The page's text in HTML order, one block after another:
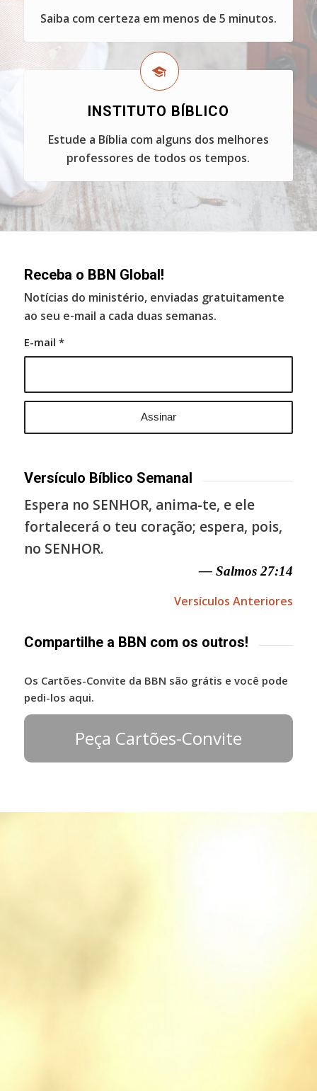
Saiba com certeza em menos de 5 minutos.
INSTITUTO BÍBLICO
Estude a Bíblia com alguns dos melhores
professores de todos os tempos.
Receba o BBN Global!
Notícias do ministério, enviadas gratuitamente
ao seu e-mail a cada duas semanas.
E-mail *
Versículo Bíblico Semanal
Espera no SENHOR, anima-te, e ele
fortalecerá o teu coração; espera, pois,
no SENHOR.
— Salmos 27:14
Versículos Anteriores
Compartilhe a BBN com os outros!
Os Cartões-Convite da BBN são grátis e você pode
pedi-los aqui.
Peça Cartões-Convite